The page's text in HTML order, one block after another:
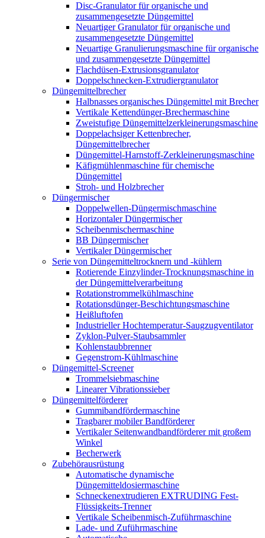
Disc-Granulator für organische und
zusammengesetzte Düngemittel
Neuartiger Granulator für organische und
zusammengesetzte Düngemittel
Neuartige Granulierungsmaschine für organische
und zusammengesetzte Düngemittel
Flachdüsen-Extrusionsgranulator
Doppelschnecken-Extrudiergranulator
Düngemittelbrecher
Halbnasses organisches Düngemittel mit Brecher
Vertikale Kettendünger-Brechermaschine
Zweistufige Düngemittelzerkleinerungsmaschine
Doppelachsiger Kettenbrecher,
Düngemittelbrecher
Düngemittel-Harnstoff-Zerkleinerungsmaschine
Käfigmühlenmaschine für chemische
Düngemittel
Stroh- und Holzbrecher
Düngermischer
Doppelwellen-Düngermischmaschine
Horizontaler Düngermischer
Scheibenmischermaschine
BB Düngermischer
Vertikaler Düngermischer
Serie von Düngemitteltrocknern und -kühlern
Rotierende Einzylinder-Trocknungsmaschine in
der Düngemittelverarbeitung
Rotationstrommelkühlmaschine
Rotationsdünger-Beschichtungsmaschine
Heißluftofen
Industrieller Hochtemperatur-Saugzugventilator
Zyklon-Pulver-Staubsammler
Kohlenstaubbrenner
Gegenstrom-Kühlmaschine
Düngemittel-Screener
Trommelsiebmaschine
Linearer Vibrationssieber
Düngemittelförderer
Gummibandfördermaschine
Tragbarer mobiler Bandförderer
Vertikaler Seitenwandbandförderer mit großem
Winkel
Becherwerk
Zubehörausrüstung
Automatische dynamische
Düngemitteldosiermaschine
Schneckenextrudieren EXTRUDING Fest-
Flüssigkeits-Trenner
Vertikale Scheibenmisch-Zuführmaschine
Lade- und Zuführmaschine